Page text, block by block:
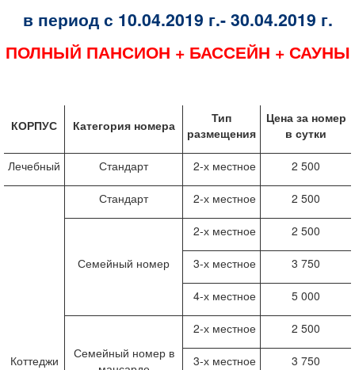
в период с 10.04.2019 г.- 30.04.2019 г.
ПОЛНЫЙ ПАНСИОН + БАССЕЙН + САУНЫ
КОРПУС Категория номера
Тип
размещения
Цена за номер
в сутки
Лечебный Стандарт 2-х местное 2 500
Коттеджи
Стандарт 2-х местное 2 500
Семейный номер
2-х местное 2 500
3-х местное 3 750
4-х местное 5 000
Семейный номер в
2-х местное 2 500
3-х местное 3 750